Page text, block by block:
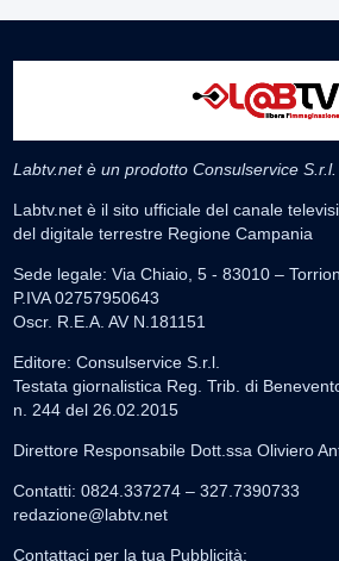
Labtv.net è un prodotto Consulservice S.r.l.
Labtv.net è il sito ufficiale del canale
del digitale terrestre Regione Campania
Sede legale: Via Chiaio, 5 - 83010 –
P.IVA 02757950643
Oscr. R.E.A. AV N.181151
Editore: Consulservice S.r.l.
Testata giornalistica Reg. Trib. di
n. 244 del 26.02.2015
Direttore Responsabile Dott.ssa Oliviero
Contatti: 0824.337274 – 327.7390733
redazione@labtv.net
Contattaci per la tua Pubblicità: